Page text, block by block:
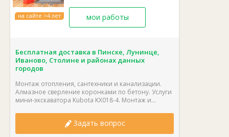
на сайте >4 лет мои работы
Бесплатная доставка в Пинске, Лунинце,
Иваново, Столине и районах данных
городов
Монтаж отопления, сантехники и канализации.
Алмазное сверление коронками по бетону. Услуги
мини-экскаватора Kubota KX018-4. Монтаж и...
Задать вопрос